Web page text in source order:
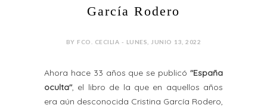
García Rodero
BY FCO. CECILIA - LUNES, JUNIO 13, 2022
Ahora hace 33 años que se publicó "España
oculta", el libro de la que en aquellos años
era aún desconocida Cristina García Rodero,